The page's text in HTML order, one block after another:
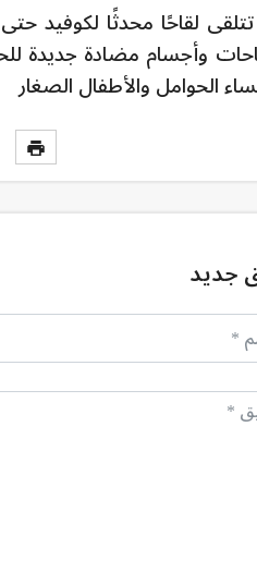
تتلقى لقاحًا محدثًا لكوفيد
الحوامل والأطفال الصغار
جديد